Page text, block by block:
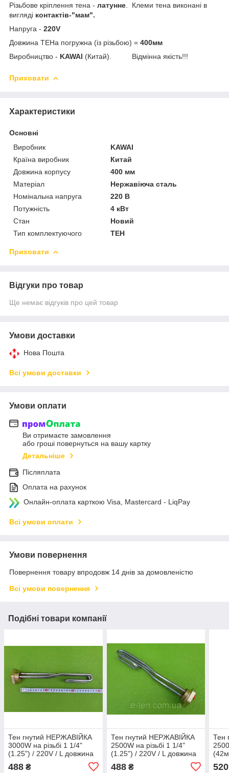
Різьбове кріплення тена - латунне . Клеми тена виконані в
вигляді контактів-"мам".
Напруга - 220V
Довжина ТЕНа погружна (із різьбою) = 400мм
Виробництво - KAWAI (Китай). Відмінна якість!!!
Приховати
Характеристики
Основні
Виробник
KAWAI
Країна виробник
Китай
Довжина корпусу
400 мм
Матеріал
Нержавіюча сталь
Номінальна напруга
220 В
Потужність
4 кВт
Стан
Новий
Тип комплектуючого
ТЕН
Приховати
Відгуки про товар
Ще немає відгуків про цей товар
Умови доставки
Нова Пошта
Всі умови доставки
Умови оплати
Ви отримаєте замовлення
або гроші повернуться на вашу картку
Детальніше
Післяплата
Оплата на рахунок
Онлайн-оплата карткою Visa, Mastercard - LiqPay
Всі умови оплати
Умови повернення
Повернення товару впродовж 14 днів за домовленістю
Всі умови повернення
Подібні товари компанії
Тен гнутий НЕРЖАВІЙКА
3000W на різьбі 1 1/4"
(1.25") / 220V / L довжина
488 ₴
Тен гнутий НЕРЖАВІЙКА
2500W на різьбі 1 1/4"
(1.25") / 220V / L довжина
488₴
Тен
520